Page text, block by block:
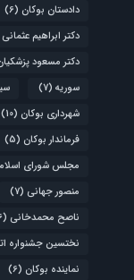
دادستان بوکان (6)
دکتر ابراهیم عثمانی
دکتر مسعود
سوریه (7)
شهرداری بوکان (10)
فرماندار بوکان (5)
مجلس شورای
منصور جهانی (7)
ناصح محمدخانی (6)
نختسین جشنواره
نماینده بوکان (6)